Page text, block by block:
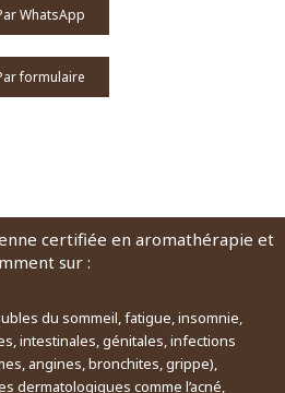
WhatsApp
formulaire
certifiée en aromathérapie et
sur :
du sommeil, fatigue, insomnie,
intestinales, génitales, infections
angines, bronchites, grippe),
dermatologiques comme l’acné,